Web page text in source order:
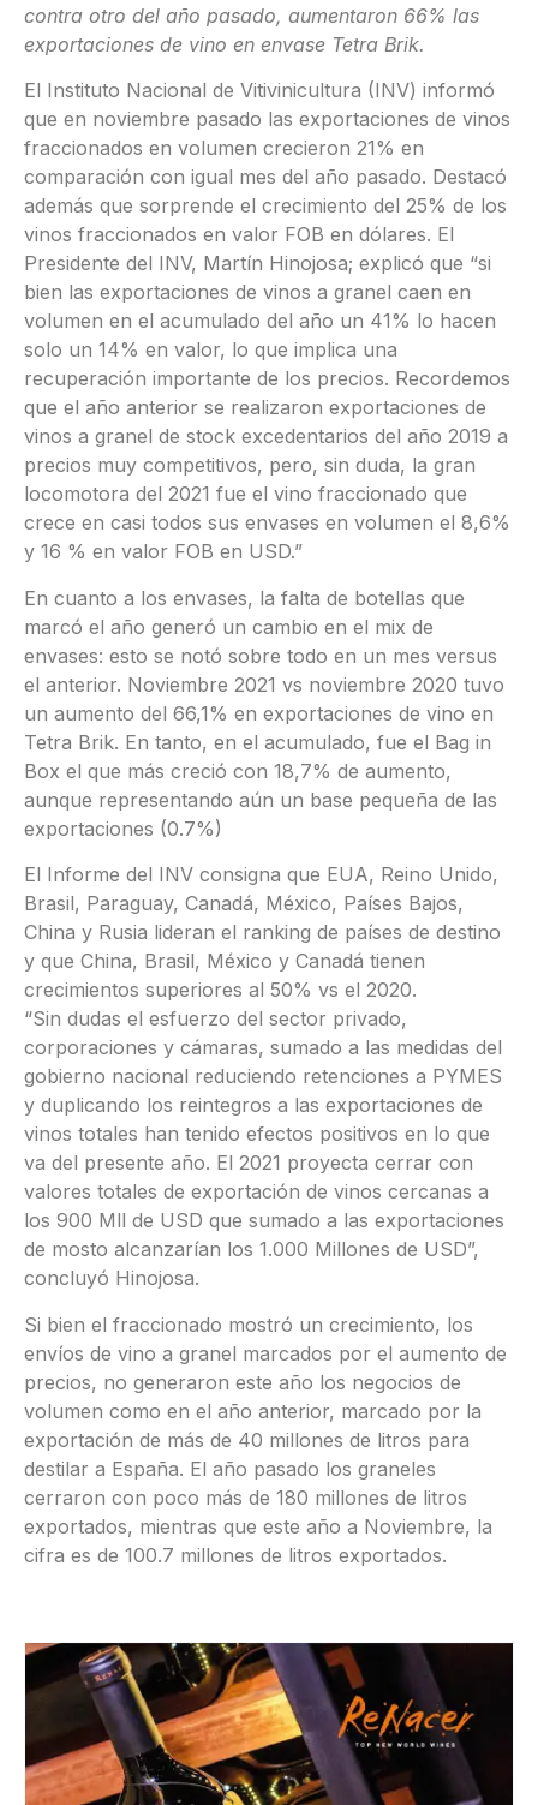
contra otro del año pasado, aumentaron 66% las
exportaciones de vino en envase Tetra Brik.
El Instituto Nacional de Vitivinicultura (INV) informó
que en noviembre pasado las exportaciones de vinos
fraccionados en volumen crecieron 21% en
comparación con igual mes del año pasado. Destacó
además que sorprende el crecimiento del 25% de los
vinos fraccionados en valor FOB en dólares. El
Presidente del INV, Martín Hinojosa; explicó que “si
bien las exportaciones de vinos a granel caen en
volumen en el acumulado del año un 41% lo hacen
solo un 14% en valor, lo que implica una
recuperación importante de los precios. Recordemos
que el año anterior se realizaron exportaciones de
vinos a granel de stock excedentarios del año 2019 a
precios muy competitivos, pero, sin duda, la gran
locomotora del 2021 fue el vino fraccionado que
crece en casi todos sus envases en volumen el 8,6%
y 16 % en valor FOB en USD.”
En cuanto a los envases, la falta de botellas que
marcó el año generó un cambio en el mix de
envases: esto se notó sobre todo en un mes versus
el anterior. Noviembre 2021 vs noviembre 2020 tuvo
un aumento del 66,1% en exportaciones de vino en
Tetra Brik. En tanto, en el acumulado, fue el Bag in
Box el que más creció con 18,7% de aumento,
aunque representando aún un base pequeña de las
exportaciones (0.7%)
El Informe del INV consigna que EUA, Reino Unido,
Brasil, Paraguay, Canadá, México, Países Bajos,
China y Rusia lideran el ranking de países de destino
y que China, Brasil, México y Canadá tienen
crecimientos superiores al 50% vs el 2020.
“Sin dudas el esfuerzo del sector privado,
corporaciones y cámaras, sumado a las medidas del
gobierno nacional reduciendo retenciones a PYMES
y duplicando los reintegros a las exportaciones de
vinos totales han tenido efectos positivos en lo que
va del presente año. El 2021 proyecta cerrar con
valores totales de exportación de vinos cercanas a
los 900 Mll de USD que sumado a las exportaciones
de mosto alcanzarían los 1.000 Millones de USD”,
concluyó Hinojosa.
Si bien el fraccionado mostró un crecimiento, los
envíos de vino a granel marcados por el aumento de
precios, no generaron este año los negocios de
volumen como en el año anterior, marcado por la
exportación de más de 40 millones de litros para
destilar a España. El año pasado los graneles
cerraron con poco más de 180 millones de litros
exportados, mientras que este año a Noviembre, la
cifra es de 100.7 millones de litros exportados.